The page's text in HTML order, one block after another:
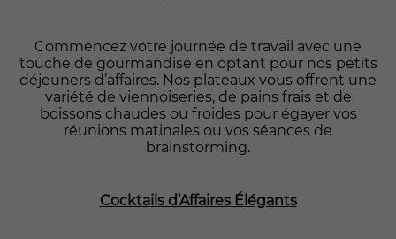
Commencez votre journée de travail avec une
touche de gourmandise en optant pour nos petits
déjeuners d’affaires. Nos plateaux vous offrent une
variété de viennoiseries, de pains frais et de
boissons chaudes ou froides pour égayer vos
réunions matinales ou vos séances de
brainstorming.
Cocktails d’Affaires Élégants